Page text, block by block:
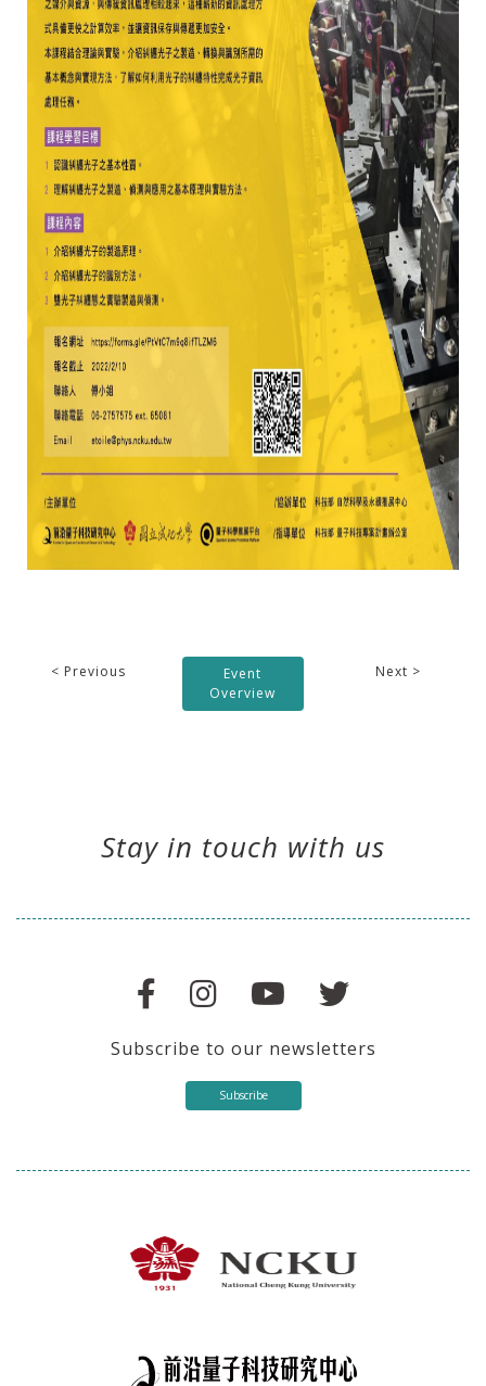
< Previous
Event
Overview
Next >
Stay in touch with us
Subscribe to our newsletters
Subscribe